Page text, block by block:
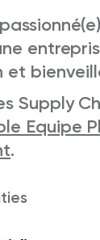
et
Supply
Equipe
.